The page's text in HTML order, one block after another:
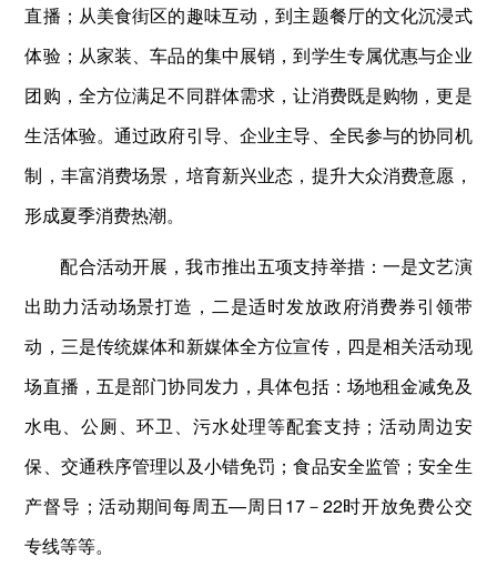
直播；从美食街区的趣味互动，到主题餐厅的文化沉浸式
体验；从家装、车品的集中展销，到学生专属优惠与企业
团购，全方位满足不同群体需求，让消费既是购物，更是
生活体验。通过政府引导、企业主导、全民参与的协同机
制，丰富消费场景，培育新兴业态，提升大众消费意愿，
形成夏季消费热潮。
配合活动开展，我市推出五项支持举措：一是文艺演
出助力活动场景打造，二是适时发放政府消费券引领带
动，三是传统媒体和新媒体全方位宣传，四是相关活动现
场直播，五是部门协同发力，具体包括：场地租金减免及
水电、公厕、环卫、污水处理等配套支持；活动周边安
保、交通秩序管理以及小错免罚；食品安全监管；安全生
产督导；活动期间每周五—周日17－22时开放免费公交
专线等等。